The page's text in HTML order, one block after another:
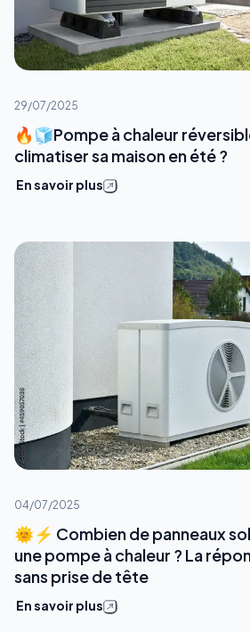
29/07/2025
🔥🧊Pompe à chaleur
climatiser sa maison en été ?
En savoir plus
04/07/2025
🌞⚡ Combien de panneaux
une pompe à chaleur ? La
sans prise de tête
En savoir plus